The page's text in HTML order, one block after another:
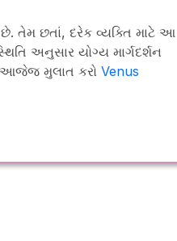
છે. તેમ છતાં, દરેક વ્યક્તિ માટે આ
અનુસાર યોગ્ય માર્ગદર્શન
આજેજ મુલાત કરો Venus